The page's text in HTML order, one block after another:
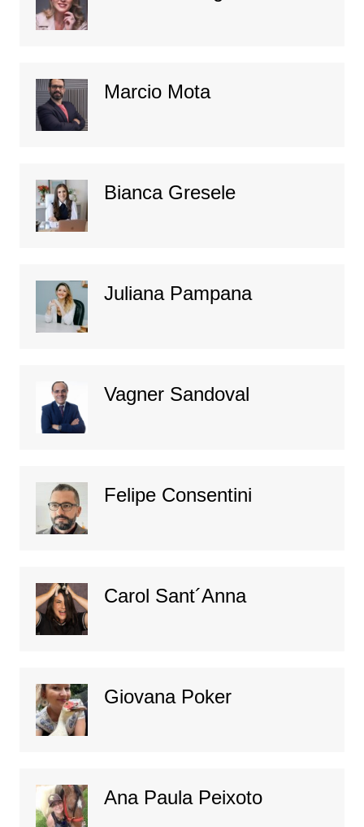
Marcio Mota
Bianca Gresele
Juliana Pampana
Vagner Sandoval
Felipe Consentini
Carol Sant´Anna
Giovana Poker
Ana Paula Peixoto